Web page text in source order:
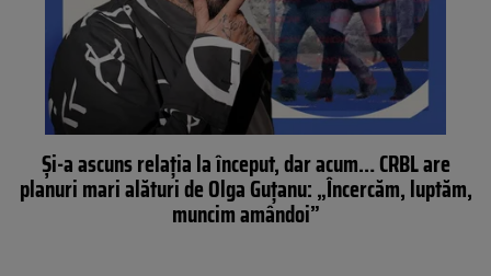
Şi-a ascuns relaţia la început, dar acum… CRBL are
planuri mari alături de Olga Guțanu: „Încercăm, luptăm,
muncim amândoi”